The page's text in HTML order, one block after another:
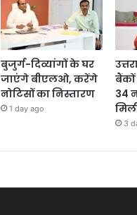
बुजुर्ग-दिव्यांगों के घर
जाएंगे बीएलओ, करेंगे
नोटिसों का निस्तारण
1 day ago
बैंकों
34
3